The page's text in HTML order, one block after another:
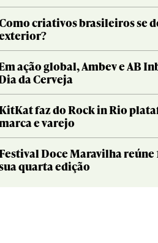
criativos brasileiros se
ação global, Ambev e AB
da Cerveja
faz do Rock in Rio
e varejo
Doce Maravilha reúne
quarta edição